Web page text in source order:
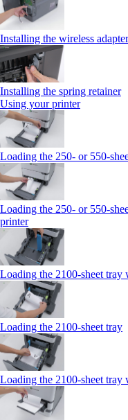
Installing the wireless adapter
Installing the spring retainer
Using your printer
Loading the 250‑ or
Loading the 250‑ or
printer
Loading the 2100‑sheet tray
Loading the 2100‑sheet tray
Loading the 2100‑sheet